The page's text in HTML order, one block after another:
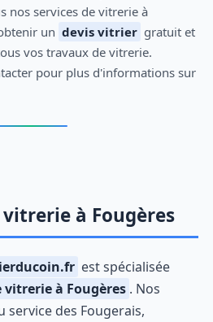
nos services de vitrerie à
un devis vitrier gratuit et
vos travaux de vitrerie.
pour plus d'informations sur
à Fougères
est spécialisée
à Fougères . Nos
des Fougerais,